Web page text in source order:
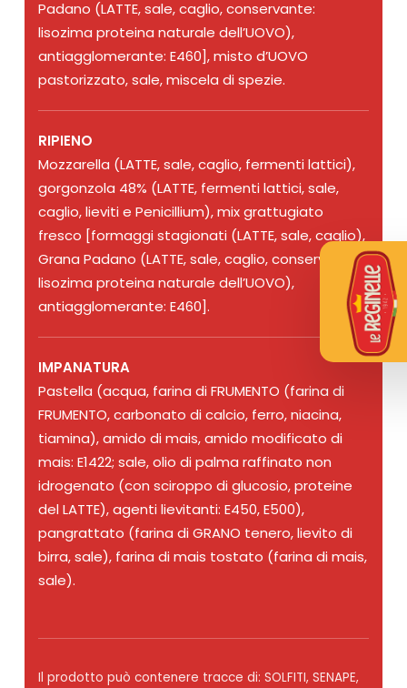
Padano (LATTE, sale, caglio, conservante:
lisozima proteina naturale dell’UOVO),
antiagglomerante: E460], misto d’UOVO
pastorizzato, sale, miscela di spezie.
RIPIENO
Mozzarella (LATTE, sale, caglio, fermenti lattici),
gorgonzola 48% (LATTE, fermenti lattici, sale,
caglio, lieviti e Penicillium), mix grattugiato
fresco [formaggi stagionati (LATTE, sale, caglio),
Grana Padano (LATTE, sale, caglio, conservante:
lisozima proteina naturale dell’UOVO),
antiagglomerante: E460].
IMPANATURA
Pastella (acqua, farina di FRUMENTO (farina di
FRUMENTO, carbonato di calcio, ferro, niacina,
tiamina), amido di mais, amido modificato di
mais: E1422; sale, olio di palma raffinato non
idrogenato (con sciroppo di glucosio, proteine
del LATTE), agenti lievitanti: E450, E500),
pangrattato (farina di GRANO tenero, lievito di
birra, sale), farina di mais tostato (farina di mais,
sale).
Il prodotto può contenere tracce di: SOLFITI, SENAPE,